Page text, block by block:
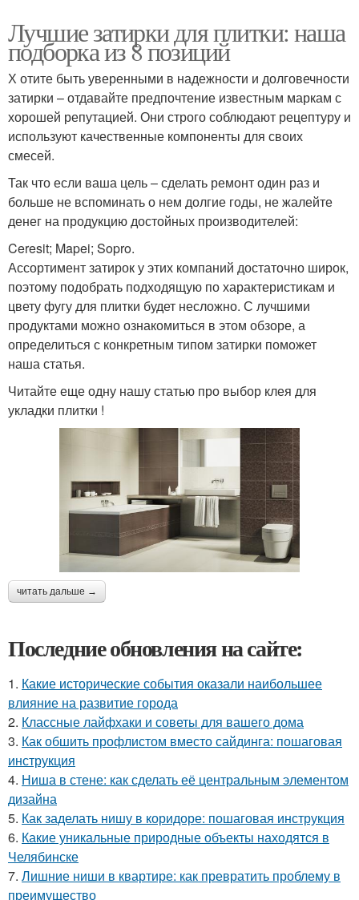
Лучшие затирки для плитки: наша
подборка из 8 позиций
Х отите быть уверенными в надежности и долговечности
затирки – отдавайте предпочтение известным маркам с
хорошей репутацией. Они строго соблюдают рецептуру и
используют качественные компоненты для своих
смесей.
Так что если ваша цель – сделать ремонт один раз и
больше не вспоминать о нем долгие годы, не жалейте
денег на продукцию достойных производителей:
Ceresit; Mapei; Sopro.
Ассортимент затирок у этих компаний достаточно широк,
поэтому подобрать подходящую по характеристикам и
цвету фугу для плитки будет несложно. С лучшими
продуктами можно ознакомиться в этом обзоре, а
определиться с конкретным типом затирки поможет
наша статья.
Читайте еще одну нашу статью про выбор клея для
укладки плитки !
читать дальше →
Последние обновления на сайте:
1. Какие исторические события оказали наибольшее
влияние на развитие города
2. Классные лайфхаки и советы для вашего дома
3. Как обшить профлистом вместо сайдинга: пошаговая
инструкция
4. Ниша в стене: как сделать её центральным элементом
дизайна
5. Как заделать нишу в коридоре: пошаговая инструкция
6. Какие уникальные природные объекты находятся в
Челябинске
7. Лишние ниши в квартире: как превратить проблему в
преимущество